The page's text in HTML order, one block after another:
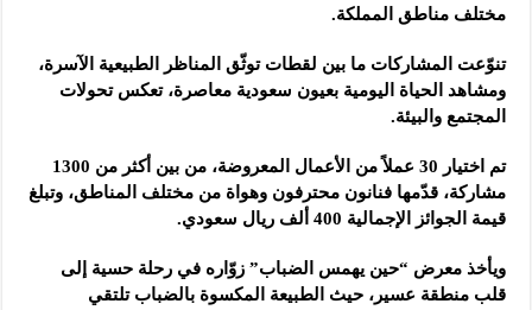
مختلف مناطق المملكة.
تنوّعت المشاركات ما بين لقطات توثّق المناظر الطبيعية الآسرة،
ومشاهد الحياة اليومية بعيون سعودية معاصرة، تعكس تحولات
المجتمع والبيئة.
تم اختيار 30 عملاً من الأعمال المعروضة، من بين أكثر من 1300
مشاركة، قدّمها فنانون محترفون وهواة من مختلف المناطق، وتبلغ
قيمة الجوائز الإجمالية 400 ألف ريال سعودي.
ويأخذ معرض “حين يهمس الضباب” زوّاره في رحلة حسية إلى
قلب منطقة عسير، حيث الطبيعة المكسوة بالضباب تلتقي